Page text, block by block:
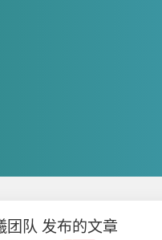
团队 发布的文章